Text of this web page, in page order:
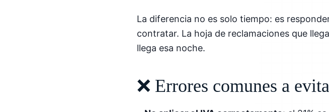
La diferencia no es solo tiempo: es
contratar. La hoja de reclamaciones que
llega esa noche.
❌ Errores comunes a